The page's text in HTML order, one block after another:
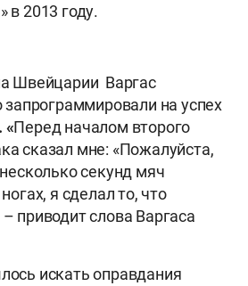
в 2013 году.
Швейцарии Варгас
запрограммировали на успех
. «Перед началом второго
сказал мне: «Пожалуйста,
секунд мяч
я сделал то, что
приводит слова Варгаса
искать оправдания